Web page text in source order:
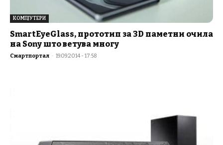
КОМПЈУТЕРИ
SmartEyeGlass, прототип за 3D паметни очила
на Sony што ветува многу
Смартпортал - 19.09.2014 - 17:58